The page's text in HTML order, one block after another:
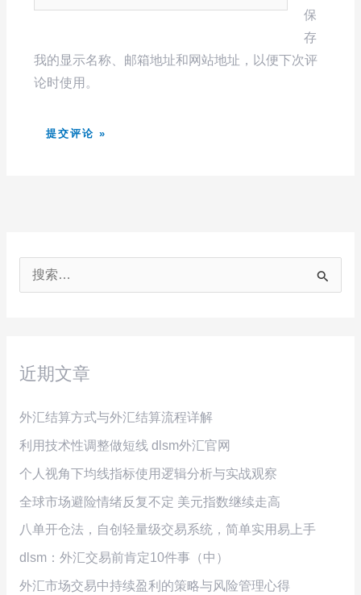
*
站
保
存
我的显示名称、邮箱地址和网站地址，以便下次评
论时使用。
近期文章
外汇结算方式与外汇结算流程详解
利用技术性调整做短线 dlsm外汇官网
个人视角下均线指标使用逻辑分析与实战观察
全球市场避险情绪反复不定 美元指数继续走高
八单开仓法，自创轻量级交易系统，简单实用易上手
dlsm：外汇交易前肯定10件事（中）
外汇市场交易中持续盈利的策略与风险管理心得